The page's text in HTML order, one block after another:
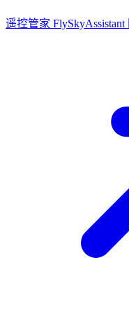
遥控管家 FlySkyAssistant